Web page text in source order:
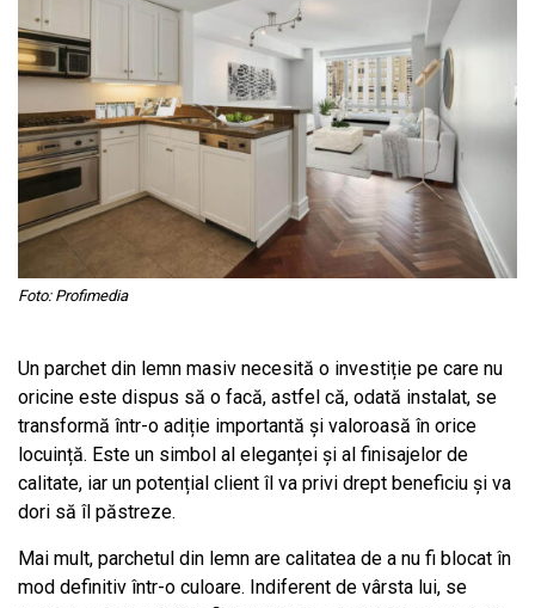
Foto: Profimedia
Un parchet din lemn masiv necesită o investiție pe care nu
oricine este dispus să o facă, astfel că, odată instalat, se
transformă într-o adiție importantă și valoroasă în orice
locuință. Este un simbol al eleganței și al finisajelor de
calitate, iar un potențial client îl va privi drept beneficiu și va
dori să îl păstreze.
Mai mult, parchetul din lemn are calitatea de a nu fi blocat în
mod definitiv într-o culoare. Indiferent de vârsta lui, se